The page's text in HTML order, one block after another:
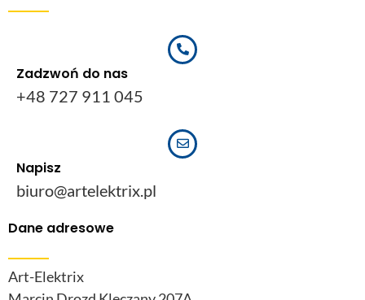
Zadzwoń do nas
+48 727 911 045
Napisz
biuro@artelektrix.pl
Dane adresowe
Art-Elektrix